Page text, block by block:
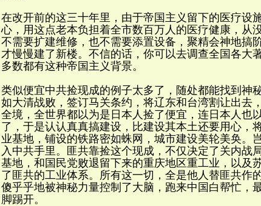
在改开前的这三十年里，由于帝国主义留下的医疗设
心，用这点老本负担着全市数百万人的医疗健康，从
不需要扩建维修，也不需要添置设备，聚精会神地搞
才慢慢建了新楼。不信的话，你可以去调查全国各大
多数都有这种帝国主义背景。
类似便宜中共捡现成的例子太多了，随处都能找到神
如大清战败，签订马关条约，将辽东和台湾割让出去
全境，全世界都以为是日本人捡了便宜，连日本人也
了，于是认认真真搞建设，比建设其本土还要用心，
业基地，铺设的铁路密如蛛网，城市建设美轮美奂。
入中共手里。匪共靠捡这个现成，不仅决定了关内战
基地，和国民党败退留下来的重庆地区重工业，以及
了匪共的工业体系。所有这一切，全是他人替匪共作
傻乎乎地被神秘力量控制了大脑，跑来中国白帮忙，
脚踢开。